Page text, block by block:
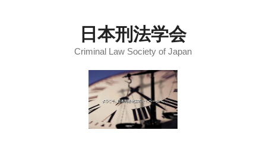
日本刑法学会
Criminal Law Society of Japan